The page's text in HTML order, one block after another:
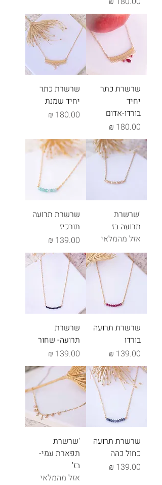
שרשרת כתר
יחיד
בורדו-אדום
מחיר
שרשרת כתר
יחיד שמנת
מחיר
'שרשרת
תרועה בז
אזל מהמלאי
שרשרת תרועה
תורכיז
מחיר
שרשרת תרועה
בורדו
מחיר
שרשרת
תרועה- שחור
מחיר
שרשרת תרועה
כחול כהה
מחיר
'שרשרת
תפארת עמי-
בז'
אזל מהמלאי